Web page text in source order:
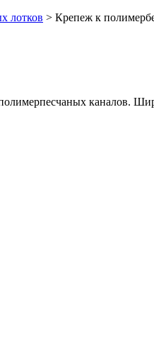
лотков > Крепеж к
каналов.